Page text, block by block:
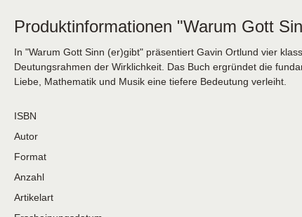
Produktinformationen "Warum Gott
In "Warum Gott Sinn (er)gibt" präsentiert Gavin Ortlund vier
Deutungsrahmen der Wirklichkeit. Das Buch ergründet die
Liebe, Mathematik und Musik eine tiefere Bedeutung verleiht.
ISBN
Autor
Format
Anzahl
Artikelart